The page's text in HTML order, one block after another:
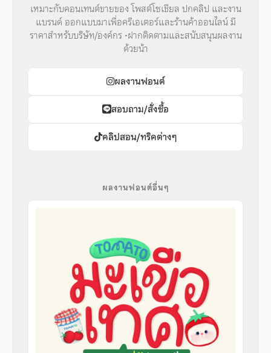
เหมาะกับคอนเทนต์ขายของ โพสต์โซเชียล ปกคลิป และงาน
แบรนด์ ออกแบบมาเพื่อครีเอเตอร์และร้านค้าออนไลน์ มี
ราคาสำหรับบริษัท/องค์กร •ฝากติดตามและสนับสนุนผลงาน
ด้วยน้า
ผลงานฟอนต์
สอบถาม/สั่งซื้อ
คลิปสอน/ทริคต่างๆ
ผลงานฟอนต์อื่นๆ